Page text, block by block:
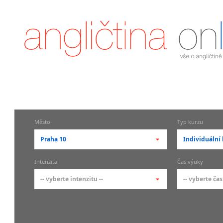
Město
Praha 10
-- vyberte město --
pražské městské části
Typ kurzu
Individuální
-- vyberte
Intenzita
-- vyberte intenzitu --
Čas výuky
-- vyberte